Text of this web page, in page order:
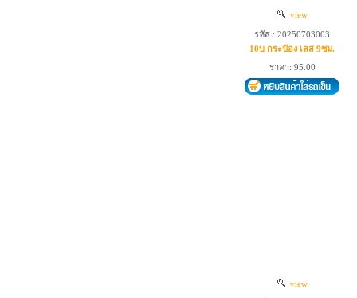
view
รหัส : 20250703003
10บ กระป๋อง เลส 9ซม.
ราคา: 95.00
view